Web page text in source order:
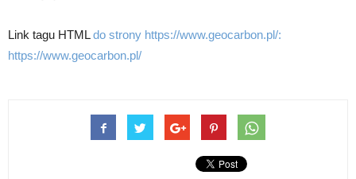
Link tagu HTMLdo strony https://www.geocarbon.pl/:
https://www.geocarbon.pl/